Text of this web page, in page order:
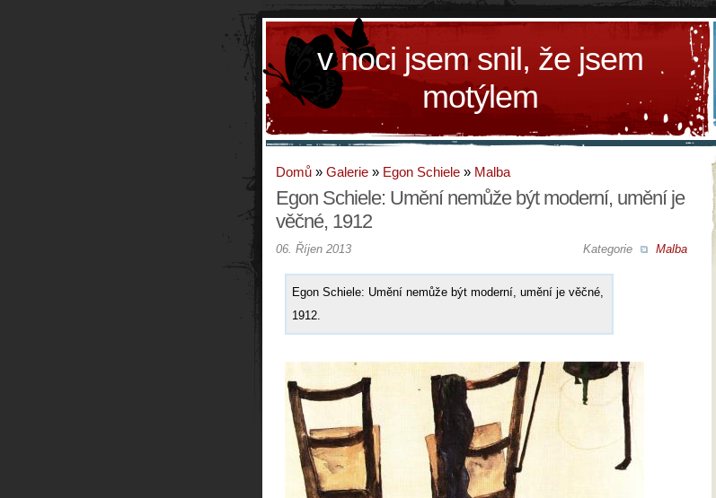
v noci jsem snil, že jsem
motýlem
Domů » Galerie » Egon Schiele » Malba
Egon Schiele: Umění nemůže být moderní, umění je
věčné, 1912
Kategorie Malba
06. Říjen 2013
Egon Schiele: Umění nemůže být moderní, umění je věčné,
1912.